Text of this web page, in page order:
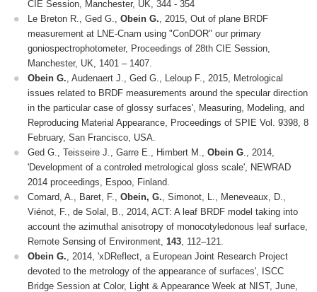
CIE Session , Manchester, UK, 344 - 354
Le Breton R., Ged G., Obein G. , 2015, Out of plane BRDF
measurement at LNE-Cnam using "ConDOR" our primary
goniospectrophotometer, Proceedings of 28th CIE Session
Manchester, UK, 1401 – 1407.
Obein G. , Audenaert J., Ged G., Leloup F., 2015, Metrological
issues related to BRDF measurements around the specular direction
in the particular case of glossy surfaces', Measuring, Modeling, and
Reproducing Material Appearance Proceedings of SPIE Vol. 9398 , 8
February, San Francisco, USA.
Ged G., Teisseire J., Garre E., Himbert M., Obein G ., 2014,
'Development of a controled metrological gloss scale', NEWRAD
2014 proceedings
Espoo, Finland.
Comard, A., Baret, F., Obein, G. , Simonot, L., Meneveaux, D.,
Viénot, F., de Solal, B., 2014, ACT: A leaf BRDF model taking into
account the azimuthal anisotropy of monocotyledonous leaf surface,
Remote Sensing of Environment 143 , 112–121.
Obein G. , 2014, 'xDReflect, a European Joint Research Project
devoted to the metrology of the appearance of surfaces', ISCC
Bridge Session at Color, Light & Appearance Week at NIST, June,